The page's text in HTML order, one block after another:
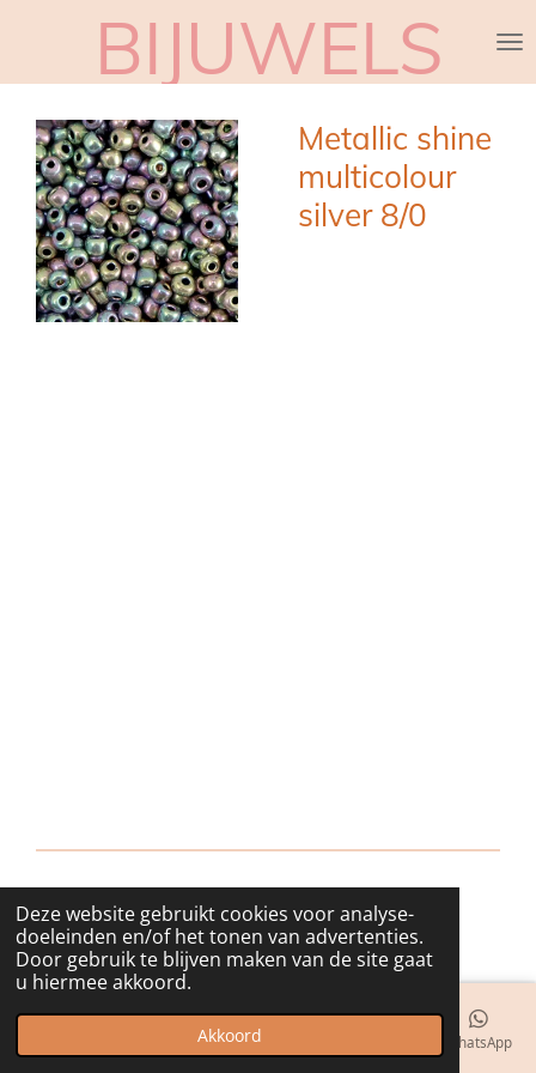
Deze website gebruikt cookies voor analyse-
doeleinden en/of het tonen van advertenties.
Door gebruik te blijven maken van de site gaat
u hiermee akkoord.
Akkoord
naar
hoofdinhoud
BIJUWELS
Metallic shine
multicolour
silver 8/0
© 2018 - 2026 bijuwels
Telefoonnummer WhatsApp